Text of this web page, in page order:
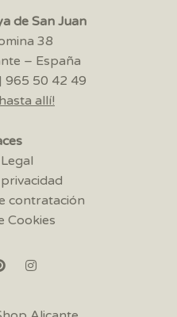
de San Juan
38
– España
965 50 42 49
allí!
contratación
Cookies